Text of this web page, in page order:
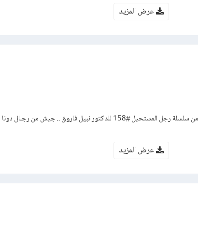
عرض المزيد
رواية الخطة – العدد مائة وثمانية وخمسون من سلسلة رجل المستحيل #158 للدكتور نبيل فاروق .. جيش
عرض المزيد